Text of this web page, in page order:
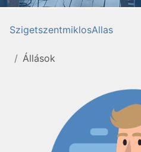
SzigetszentmiklosAllas
Állások